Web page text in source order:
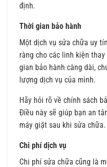
định.
Thời gian bảo hành
Một dịch vụ sửa chữa uy
ràng cho các linh kiện
gian bảo hành càng dài,
lượng dịch vụ của mình.
Hãy hỏi rõ về chính sách
Điều này sẽ giúp bạn an
máy giặt sau khi sửa chữa.
Chi phí dịch vụ
Chi phí sửa chữa cũng là